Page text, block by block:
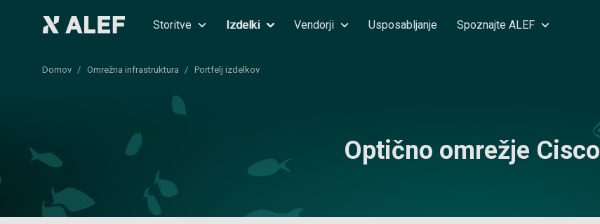
Storitve Izdelki Vendorji Usposabljanje Spoznajte ALEF
Domov Omrežna infrastruktura Portfelj izdelkov
Optično omrežje Cisco